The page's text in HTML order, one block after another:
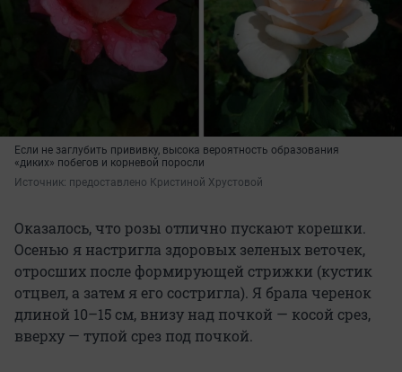
Если не заглубить прививку, высока вероятность образования
«диких» побегов и корневой поросли
Источник: предоставлено Кристиной Хрустовой
Оказалось, что розы отлично пускают корешки.
Осенью я настригла здоровых зеленых веточек,
отросших после формирующей стрижки (кустик
отцвел, а затем я его состригла). Я брала черенок
длиной 10–15 см, внизу над почкой — косой срез,
вверху — тупой срез под почкой.